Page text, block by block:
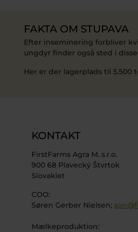
FAKTA OM STUPAVA
Efter inseminering forbliver
ungdyr finder også sted i
Her er der lagerplads til 5.500
KONTAKT
FirstFarms Agra M. s.r.o.
900 68 Plavecký Štvrtok
Slovakiet
COO:
Søren Gerber Nielsen;
Mælkeproduktion: